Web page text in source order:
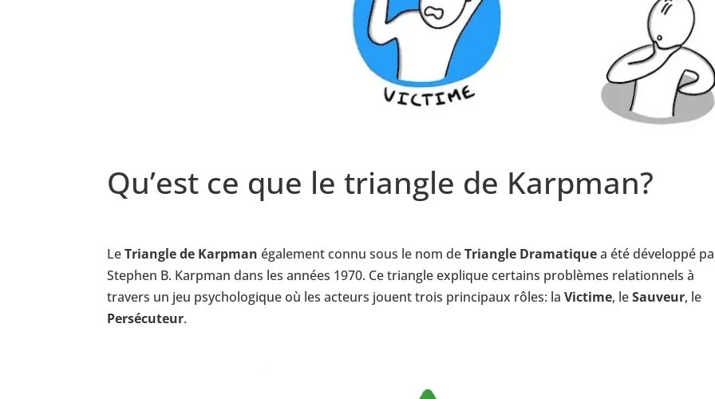
Qu’est ce que le triangle de Karpman?
LeTriangle de Karpmanégalement connu sous le nom deTriangle Dramatiquea été développé
Stephen B. Karpman dans les années 1970. Ce triangle explique certains problèmes relationnels à
travers un jeu psychologique où les acteurs jouent trois principaux rôles: laVictime, leSauveur, le
Persécuteur.